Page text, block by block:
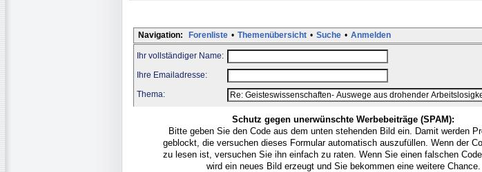
Navigation: Forenliste • Themenübersicht • Suche • Anmelden
Ihr vollständiger Name:
Ihre Emailadresse:
Thema:
Schutz gegen unerwünschte Werbebeiträge (SPAM):
Bitte geben Sie den Code aus dem unten stehenden Bild ein. Damit werden
geblockt, die versuchen dieses Formular automatisch auszufüllen. Wenn der
zu lesen ist, versuchen Sie ihn einfach zu raten. Wenn Sie einen falschen Code
wird ein neues Bild erzeugt und Sie bekommen eine weitere Chance.